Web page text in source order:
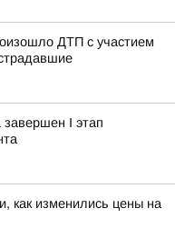
ДТП с участием
завершен I этап
как изменились цены на